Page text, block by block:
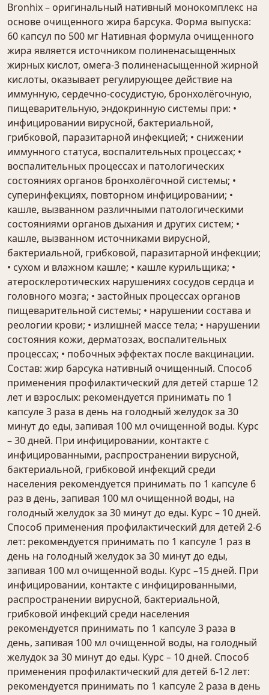
Bronhix – оригинальный нативный монокомплекс на
основе очищенного жира барсука. Форма выпуска:
60 капсул по 500 мг Нативная формула очищенного
жира является источником полиненасыщенных
жирных кислот, омега-3 полиненасыщенной жирной
кислоты, оказывает регулирующее действие на
иммунную, сердечно-сосудистую, бронхолёгочную,
пищеварительную, эндокринную системы при: •
инфицировании вирусной, бактериальной,
грибковой, паразитарной инфекцией; • снижении
иммунного статуса, воспалительных процессах; •
воспалительных процессах и патологических
состояниях органов бронхолёгочной системы; •
суперинфекциях, повторном инфицировании; •
кашле, вызванном различными патологическими
состояниями органов дыхания и других систем; •
кашле, вызванном источниками вирусной,
бактериальной, грибковой, паразитарной инфекции;
• сухом и влажном кашле; • кашле курильщика; •
атеросклеротических нарушениях сосудов сердца и
головного мозга; • застойных процессах органов
пищеварительной системы; • нарушении состава и
реологии крови; • излишней массе тела; • нарушении
состояния кожи, дерматозах, воспалительных
процессах; • побочных эффектах после вакцинации.
Состав: жир барсука нативный очищенный. Способ
применения профилактический для детей старше 12
лет и взрослых: рекомендуется принимать по 1
капсуле 3 раза в день на голодный желудок за 30
минут до еды, запивая 100 мл очищенной воды. Курс
– 30 дней. При инфицировании, контакте с
инфицированными, распространении вирусной,
бактериальной, грибковой инфекций среди
населения рекомендуется принимать по 1 капсуле 6
раз в день, запивая 100 мл очищенной воды, на
голодный желудок за 30 минут до еды. Курс – 10 дней.
Способ применения профилактический для детей 2-6
лет: рекомендуется принимать по 1 капсуле 1 раз в
день на голодный желудок за 30 минут до еды,
запивая 100 мл очищенной воды. Курс –15 дней. При
инфицировании, контакте с инфицированными,
распространении вирусной, бактериальной,
грибковой инфекций среди населения
рекомендуется принимать по 1 капсуле 3 раза в
день, запивая 100 мл очищенной воды, на голодный
желудок за 30 минут до еды. Курс – 10 дней. Способ
применения профилактический для детей 6-12 лет:
рекомендуется принимать по 1 капсуле 2 раза в день